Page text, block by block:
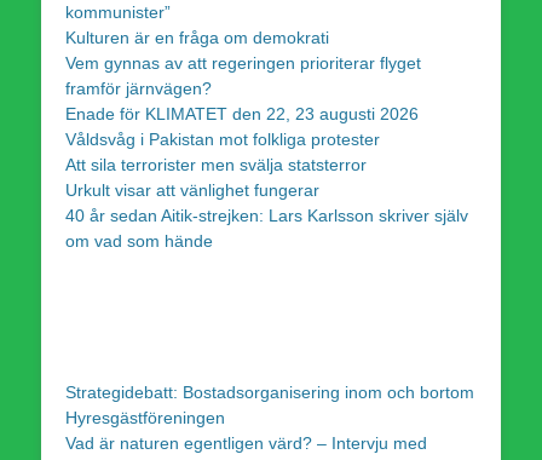
kommunister”
Kulturen är en fråga om demokrati
Vem gynnas av att regeringen prioriterar flyget
framför järnvägen?
Enade för KLIMATET den 22, 23 augusti 2026
Våldsvåg i Pakistan mot folkliga protester
Att sila terrorister men svälja statsterror
Urkult visar att vänlighet fungerar
40 år sedan Aitik-strejken: Lars Karlsson skriver själv
om vad som hände
Strategidebatt: Bostadsorganisering inom och bortom
Hyresgästföreningen
Vad är naturen egentligen värd? – Intervju med